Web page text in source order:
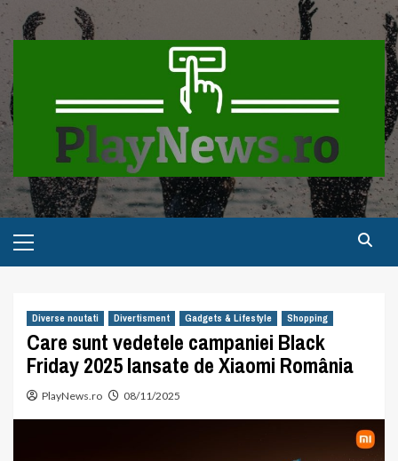
Skip
to
Menu
Diverse noutati Divertisment Gadgets & Lifestyle Shopping
Care sunt vedetele campaniei Black
Friday 2025 lansate de Xiaomi România
PlayNews.ro 08/11/2025